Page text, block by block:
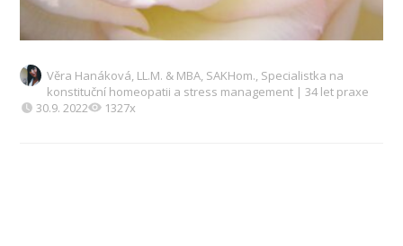
Věra Hanáková, LL.M. & MBA, SAKHom., Specialistka na
konstituční homeopatii a stress management | 34 let praxe
30.9. 2022
1327x